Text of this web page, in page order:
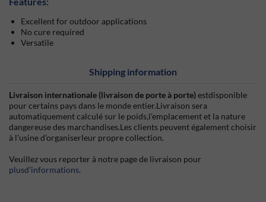
Excellent for outdoor applications
No cure required
Versatile
Shipping information
Livraison internationale (livraison de porte à porte)estdisponible
pour certains pays dans le monde entier.Livraison sera
automatiquement calculé sur le poids,l’emplacement et la nature
dangereuse des marchandises.Les clients peuvent également choisir
à l’usine d’organiserleur propre collection.
Veuillez vous reporter à notre page de livraison pour
plusd’informations.